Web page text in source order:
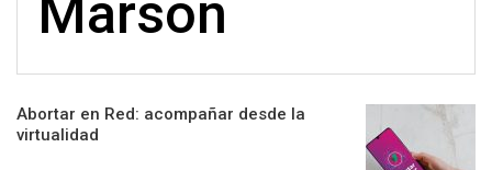
Marson
Abortar en Red: acompañar desde la
virtualidad